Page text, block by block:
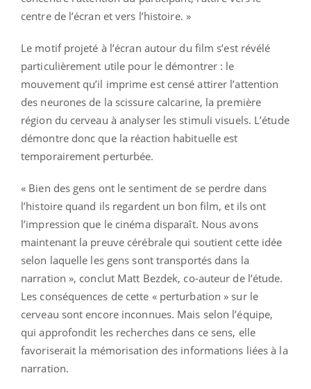
centre de l’écran et vers l’histoire. »
Le motif projeté à l’écran autour du film s’est révélé
particulièrement utile pour le démontrer : le
mouvement qu’il imprime est censé attirer l’attention
des neurones de la scissure calcarine, la première
région du cerveau à analyser les stimuli visuels. L’étude
démontre donc que la réaction habituelle est
temporairement perturbée.
« Bien des gens ont le sentiment de se perdre dans
l’histoire quand ils regardent un bon film, et ils ont
l’impression que le cinéma disparaît. Nous avons
maintenant la preuve cérébrale qui soutient cette idée
selon laquelle les gens sont transportés dans la
narration », conclut Matt Bezdek, co-auteur de l’étude.
Les conséquences de cette « perturbation » sur le
cerveau sont encore inconnues. Mais selon l’équipe,
qui approfondit les recherches dans ce sens, elle
favoriserait la mémorisation des informations liées à la
narration.